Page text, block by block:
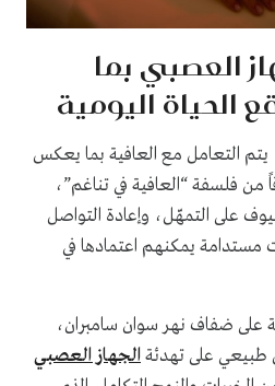
العصبي بما
الحياة اليومية
يتم التعامل مع العافية بما يعكس
من فلسفة “العافية في تناغم”،
على التمهّل، وإعادة التواصل
يمكنهم اعتمادها في
على ضفاف نهر سوان سامبران،
على تهدئةالجهاز العصبي